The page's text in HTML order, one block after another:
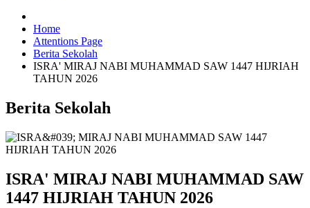
Home
Attentions Page
Berita Sekolah
ISRA' MIRAJ NABI MUHAMMAD SAW 1447 HIJRIAH
TAHUN 2026
Berita Sekolah
ISRA' MIRAJ NABI MUHAMMAD SAW
1447 HIJRIAH TAHUN 2026